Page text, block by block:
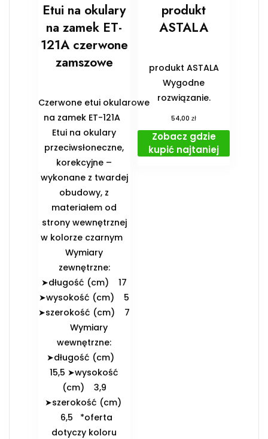
Etui na okulary
na zamek ET-
121A czerwone
zamszowe
Czerwone etui okularowe
na zamek ET-121A
Etui na okulary
przeciwsłoneczne,
korekcyjne –
wykonane z twardej
obudowy, z
materiałem od
strony wewnętrznej
w kolorze czarnym
️Wymiary
zewnętrzne:
➤długość (cm) 17
➤wysokość (cm) 5
➤szerokość (cm) 7
️Wymiary
wewnętrzne:
➤długość (cm)
15,5 ➤wysokość
(cm) 3,9
➤szerokość (cm)
6,5 *oferta
dotyczy koloru
produkt
ASTALA
produkt ASTALA
Wygodne
rozwiązanie.
54,00zł
Zobacz gdzie
kupić najtaniej